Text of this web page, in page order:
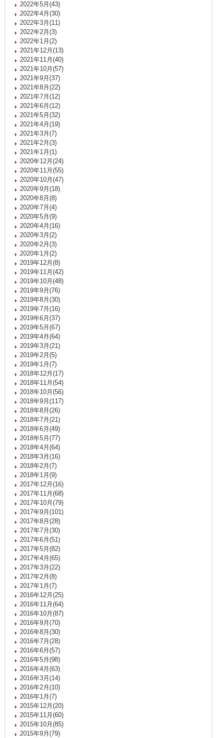
2022年5月(43)
2022年4月(30)
2022年3月(11)
2022年2月(3)
2022年1月(2)
2021年12月(13)
2021年11月(40)
2021年10月(57)
2021年9月(37)
2021年8月(22)
2021年7月(12)
2021年6月(12)
2021年5月(32)
2021年4月(19)
2021年3月(7)
2021年2月(3)
2021年1月(1)
2020年12月(24)
2020年11月(55)
2020年10月(47)
2020年9月(18)
2020年8月(8)
2020年7月(4)
2020年5月(9)
2020年4月(16)
2020年3月(2)
2020年2月(3)
2020年1月(2)
2019年12月(8)
2019年11月(42)
2019年10月(48)
2019年9月(76)
2019年8月(30)
2019年7月(16)
2019年6月(37)
2019年5月(67)
2019年4月(64)
2019年3月(21)
2019年2月(5)
2019年1月(7)
2018年12月(17)
2018年11月(54)
2018年10月(56)
2018年9月(117)
2018年8月(26)
2018年7月(21)
2018年6月(49)
2018年5月(77)
2018年4月(64)
2018年3月(16)
2018年2月(7)
2018年1月(9)
2017年12月(16)
2017年11月(68)
2017年10月(79)
2017年9月(101)
2017年8月(28)
2017年7月(30)
2017年6月(51)
2017年5月(82)
2017年4月(65)
2017年3月(22)
2017年2月(8)
2017年1月(7)
2016年12月(25)
2016年11月(64)
2016年10月(87)
2016年9月(70)
2016年8月(30)
2016年7月(28)
2016年6月(57)
2016年5月(98)
2016年4月(63)
2016年3月(14)
2016年2月(10)
2016年1月(7)
2015年12月(20)
2015年11月(60)
2015年10月(85)
2015年9月(79)